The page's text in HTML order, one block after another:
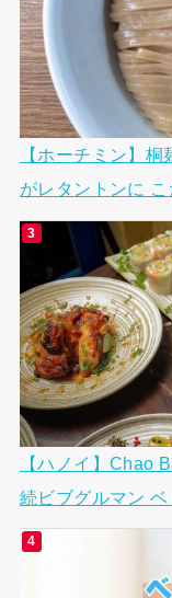
【ホーチミン】
がレタントンに
【ハノイ】Chao
続ビブグルマン ベ